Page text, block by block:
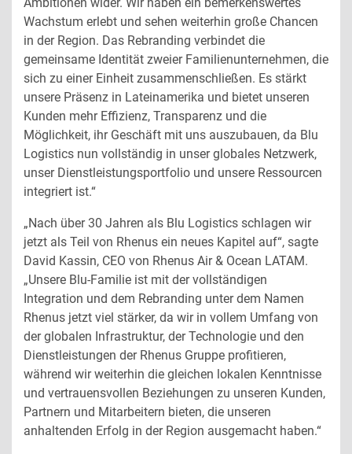
Wachstum erlebt und sehen weiterhin große Chancen
in der Region. Das Rebranding verbindet die
gemeinsame Identität zweier Familienunternehmen, die
sich zu einer Einheit zusammenschließen. Es stärkt
unsere Präsenz in Lateinamerika und bietet unseren
Kunden mehr Effizienz, Transparenz und die
Möglichkeit, ihr Geschäft mit uns auszubauen, da Blu
Logistics nun vollständig in unser globales Netzwerk,
unser Dienstleistungsportfolio und unsere Ressourcen
integriert ist.“
„Nach über 30 Jahren als Blu Logistics schlagen wir
jetzt als Teil von Rhenus ein neues Kapitel auf“, sagte
David Kassin, CEO von Rhenus Air & Ocean LATAM.
„Unsere Blu-Familie ist mit der vollständigen
Integration und dem Rebranding unter dem Namen
Rhenus jetzt viel stärker, da wir in vollem Umfang von
der globalen Infrastruktur, der Technologie und den
Dienstleistungen der Rhenus Gruppe profitieren,
während wir weiterhin die gleichen lokalen Kenntnisse
und vertrauensvollen Beziehungen zu unseren Kunden,
Partnern und Mitarbeitern bieten, die unseren
anhaltenden Erfolg in der Region ausgemacht haben.“